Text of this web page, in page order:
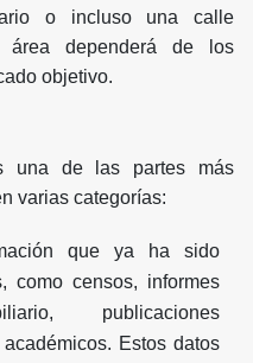
o incluso una calle
área dependerá de los
objetivo.
una de las partes más
varias categorías:
que ya ha sido
como censos, informes
publicaciones
Estos datos